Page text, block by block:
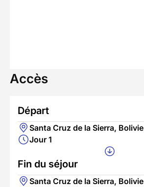
Accès
Départ
Santa Cruz de la Sierra, Bolivie
Jour 1
Fin du séjour
Santa Cruz de la Sierra, Bolivie